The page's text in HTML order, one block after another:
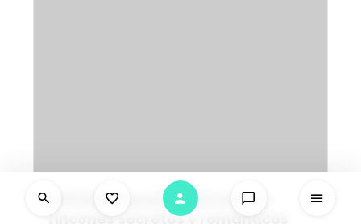
¿Dónde se pueden encontrar
rincones secretos y románticos